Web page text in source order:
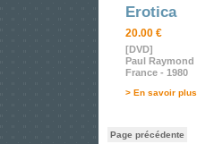
Erotica
20.00 €
[DVD]
Paul Raymond
France - 1980
> En savoir plus
Page précédente